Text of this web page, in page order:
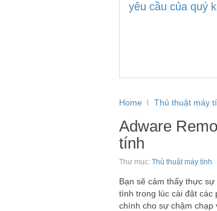
yêu cầu của quý
Home Thủ thuật máy
Adware
tính
Thư mục: Thủ thuật máy tính
Bạn sẽ cảm thấy thực
tình trong lúc cài đặt các
chính cho sự chậm chạp